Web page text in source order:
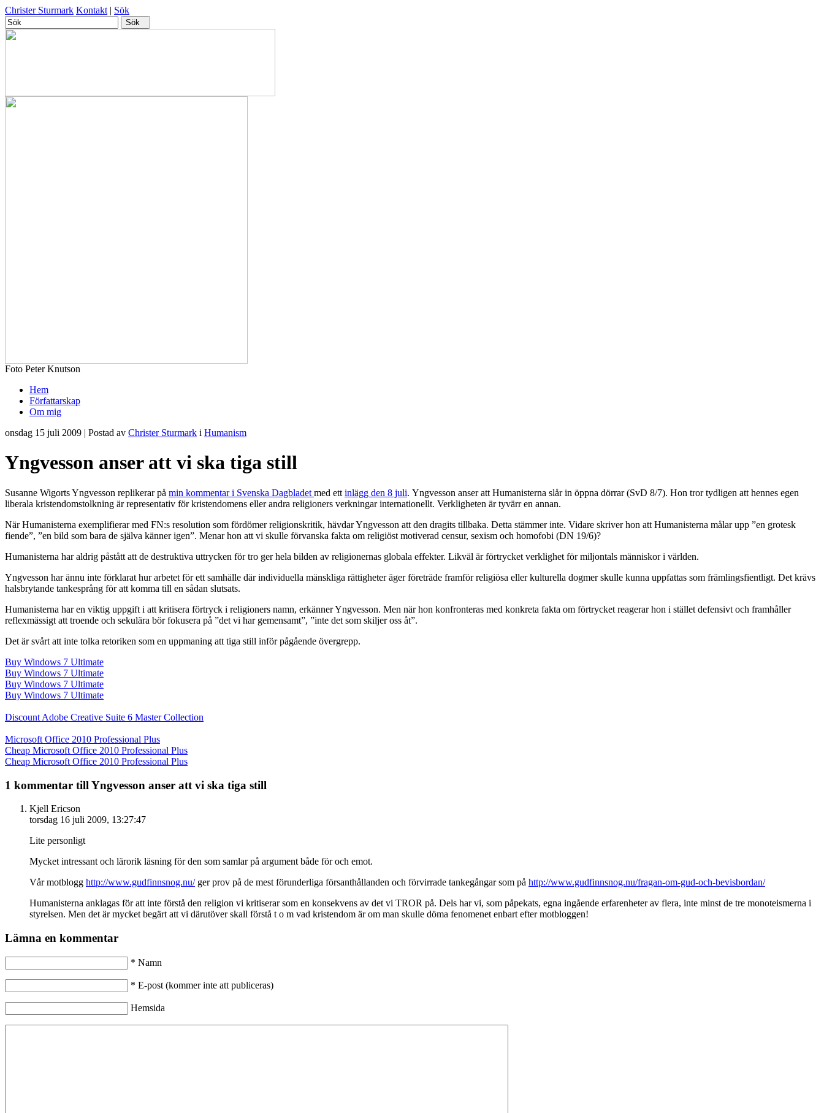
Christer Sturmark Kontakt | Sök
Foto Peter Knutson
Hem
Författarskap
Om mig
onsdag 15 juli 2009 | Postad av Christer Sturmark i Humanism
Yngvesson anser att vi ska tiga still
Susanne Wigorts Yngvesson replikerar på min kommentar i Svenska Dagbladet med ett inlägg den 8 juli. Yngvesson anser att Humanisterna slår in öppna dörrar (SvD 8/7). Hon tror tydligen att hennes egen
liberala kristendomstolkning är representativ för kristendomens eller andra religioners verkningar internationellt. Verkligheten är tyvärr en annan.
När Humanisterna exemplifierar med FN:s resolution som fördömer religionskritik, hävdar Yngvesson att den dragits tillbaka. Detta stämmer inte. Vidare skriver hon att Humanisterna målar upp ”en grotesk
fiende”, ”en bild som bara de själva känner igen”. Menar hon att vi skulle förvanska fakta om religiöst motiverad censur, sexism och homofobi (DN 19/6)?
Humanisterna har aldrig påstått att de destruktiva uttrycken för tro ger hela bilden av religionernas globala effekter. Likväl är förtrycket verklighet för miljontals människor i världen.
Yngvesson har ännu inte förklarat hur arbetet för ett samhälle där individuella mänskliga rättigheter äger företräde framför religiösa eller kulturella dogmer skulle kunna uppfattas som främlingsfientligt. Det krävs
halsbrytande tankesprång för att komma till en sådan slutsats.
Humanisterna har en viktig uppgift i att kritisera förtryck i religioners namn, erkänner Yngvesson. Men när hon konfronteras med konkreta fakta om förtrycket reagerar hon i stället defensivt och framhåller
reflexmässigt att troende och sekulära bör fokusera på ”det vi har gemensamt”, ”inte det som skiljer oss åt”.
Det är svårt att inte tolka retoriken som en uppmaning att tiga still inför pågående övergrepp.
Buy Windows 7 Ultimate
Buy Windows 7 Ultimate
Buy Windows 7 Ultimate
Buy Windows 7 Ultimate
Discount Adobe Creative Suite 6 Master Collection
Microsoft Office 2010 Professional Plus
Cheap Microsoft Office 2010 Professional Plus
Cheap Microsoft Office 2010 Professional Plus
1 kommentar till Yngvesson anser att vi ska tiga still
Kjell Ericson
torsdag 16 juli 2009, 13:27:47
Lite personligt
Mycket intressant och lärorik läsning för den som samlar på argument både för och emot.
Vår motblogg http://www.gudfinnsnog.nu/ger prov på de mest förunderliga försanthållanden och förvirrade tankegångar som på http://www.gudfinnsnog.nu/fragan-om-gud-och-bevisbordan/
Humanisterna anklagas för att inte förstå den religion vi kritiserar som en konsekvens av det vi TROR på. Dels har vi, som påpekats, egna ingående erfarenheter av flera, inte minst de tre monoteismerna i
styrelsen. Men det är mycket begärt att vi därutöver skall förstå t o m vad kristendom är om man skulle döma fenomenet enbart efter motbloggen!
Lämna en kommentar
* Namn
* E-post (kommer inte att publiceras)
Hemsida